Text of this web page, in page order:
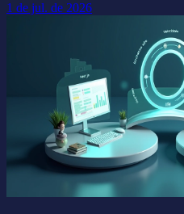
1 de jul. de 2026